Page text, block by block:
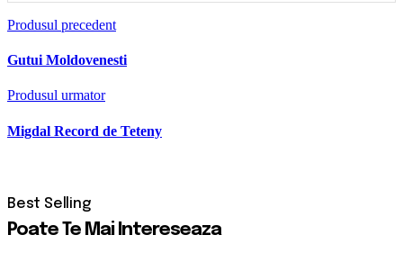
Produsul precedent
Gutui Moldovenesti
Produsul urmator
Migdal Record de Teteny
Poate Te Mai Intereseaza